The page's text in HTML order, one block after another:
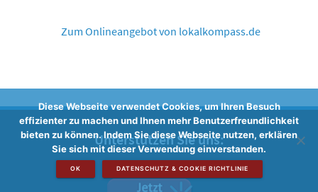
Zum Onlineangebot von lokalkompass.de
Unterstützen Sie uns:
Diese Webseite verwendet Cookies, um Ihren Besuch
effizienter zu machen und Ihnen mehr Benutzerfreundlichkeit
bieten zu können. Indem Sie diese Webseite nutzen, erklären
Sie sich mit dieser Verwendung einverstanden.
OK DATENSCHUTZ & COOKIE RICHTLINIE